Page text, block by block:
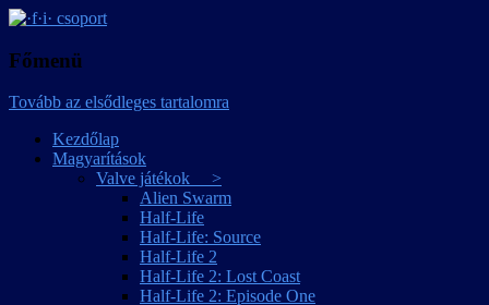
·f·i· csoport
Főmenü
Tovább az elsődleges tartalomra
Kezdőlap
Magyarítások
Valve játékok >
Alien Swarm
Half-Life
Half-Life: Source
Half-Life 2
Half-Life 2: Lost Coast
Half-Life 2: Episode One